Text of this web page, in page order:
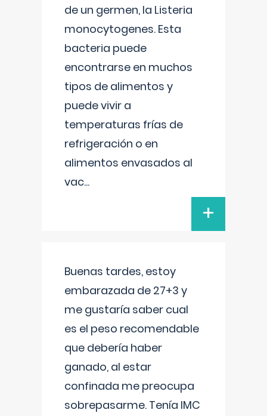
de un germen, la Listeria
monocytogenes. Esta
bacteria puede
encontrarse en muchos
tipos de alimentos y
puede vivir a
temperaturas frías de
refrigeración o en
alimentos envasados al
vac...
+
Buenas tardes, estoy
embarazada de 27+3 y
me gustaría saber cual
es el peso recomendable
que debería haber
ganado, al estar
confinada me preocupa
sobrepasarme. Tenía IMC